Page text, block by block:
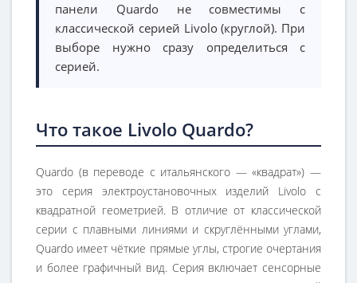
панели Quardo не совместимы с
классической серией Livolo (круглой). При
выборе нужно сразу определиться с
серией.
Что такое Livolo Quardo?
Quardo (в переводе с итальянского — «квадрат») —
это серия электроустановочных изделий Livolo с
квадратной геометрией. В отличие от классической
серии с плавными линиями и скруглёнными углами,
Quardo имеет чёткие прямые углы, строгие очертания
и более графичный вид. Серия включает сенсорные